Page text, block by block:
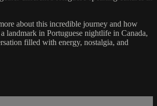
about this incredible journey and how
landmark in Portuguese nightlife in Canada,
filled with energy, nostalgia, and